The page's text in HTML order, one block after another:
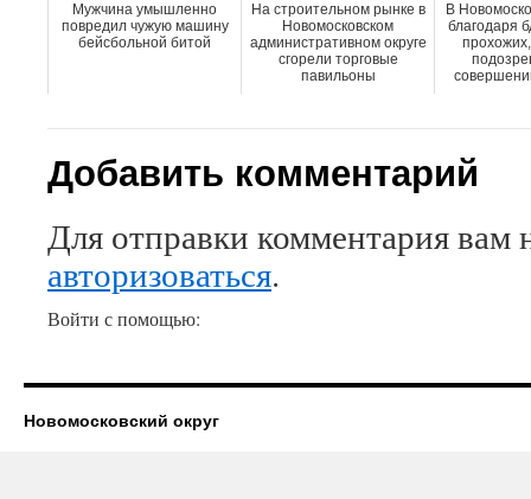
Мужчина умышленно
повредил чужую машину
бейсбольной битой
На строительном рынке в
Новомосковском
административном округе
сгорели торговые
павильоны
В
благодаря
Добавить комментарий
Для отправки комментария вам
авторизоваться.
Войти с помощью:
Новомосковский округ